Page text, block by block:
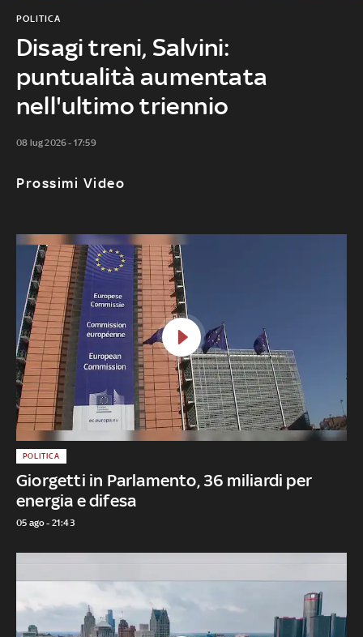
Disagi treni, Salvini:
puntualità aumentata
nell'ultimo triennio
POLITICA
08 lug 2026 - 17:59
Prossimi Video
Giorgetti in Parlamento, 36 miliardi per
energia e difesa
POLITICA
05 ago - 21:43